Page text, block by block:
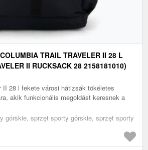
TRAIL TRAVELER II 28 L
II RUCKSACK 28 2158181010)
II 28 l fekete városi hátizsák tökéletes
akik funkcionális megoldást keresnek a
górskie, sprzęt sporty górskie, sprzęt sporty